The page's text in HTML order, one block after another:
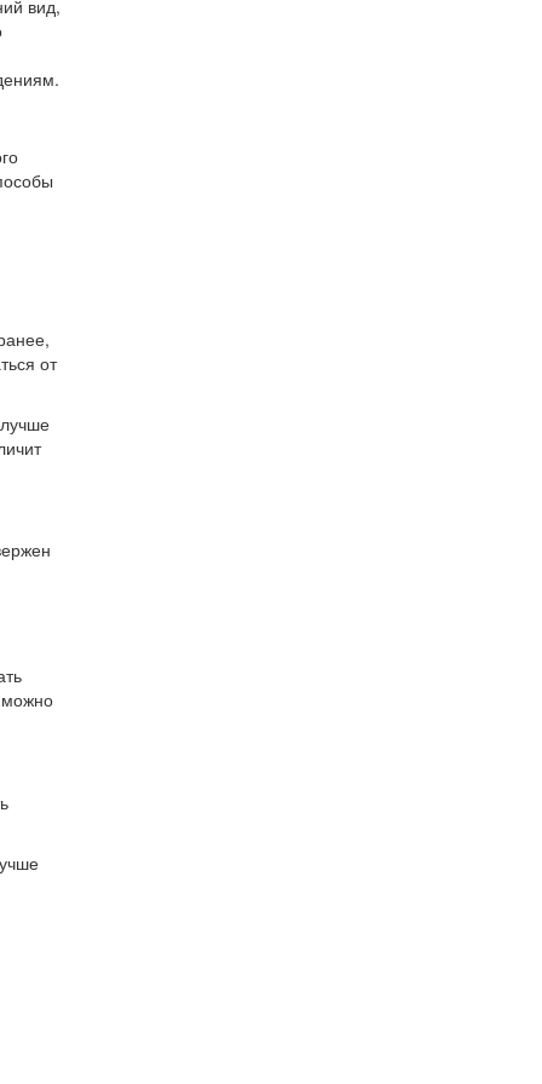
вид,
от
можно